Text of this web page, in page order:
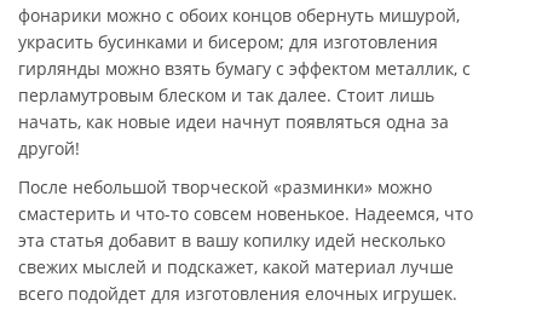
фонарики можно с обоих концов обернуть мишурой,
украсить бусинками и бисером; для изготовления
гирлянды можно взять бумагу с эффектом металлик, с
перламутровым блеском и так далее. Стоит лишь
начать, как новые идеи начнут появляться одна за
другой!
После небольшой творческой «разминки» можно
смастерить и что-то совсем новенькое. Надеемся, что
эта статья добавит в вашу копилку идей несколько
свежих мыслей и подскажет, какой материал лучше
всего подойдет для изготовления елочных игрушек.